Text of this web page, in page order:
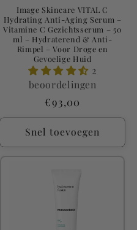
Image Skincare VITAL C
Hydrating Anti-Aging Serum –
Vitamine C Gezichtsserum – 50
ml – Hydraterend & Anti-
Rimpel – Voor Droge en
Gevoelige Huid
2
beoordelingen
Normale
prijs
€93,00
Snel toevoegen